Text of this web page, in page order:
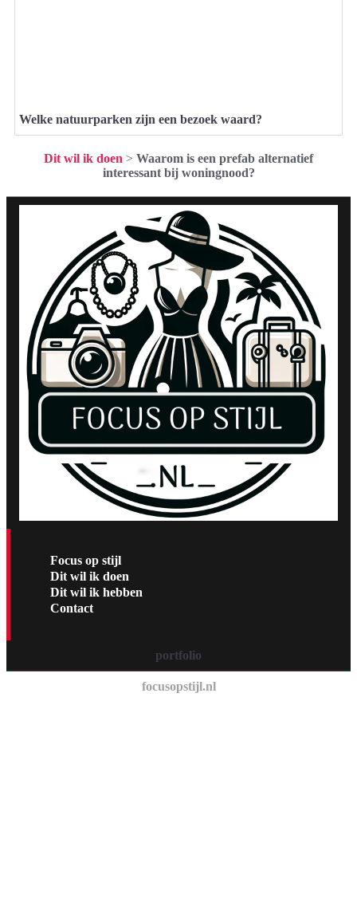
Welke natuurparken zijn een bezoek waard?
Dit wil ik doen > Waarom is een prefab alternatief
interessant bij woningnood?
Focus op stijl
Dit wil ik doen
Dit wil ik hebben
Contact
portfolio
focusopstijl.nl